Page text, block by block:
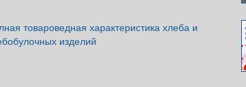
товароведная характеристика хлеба и
изделий